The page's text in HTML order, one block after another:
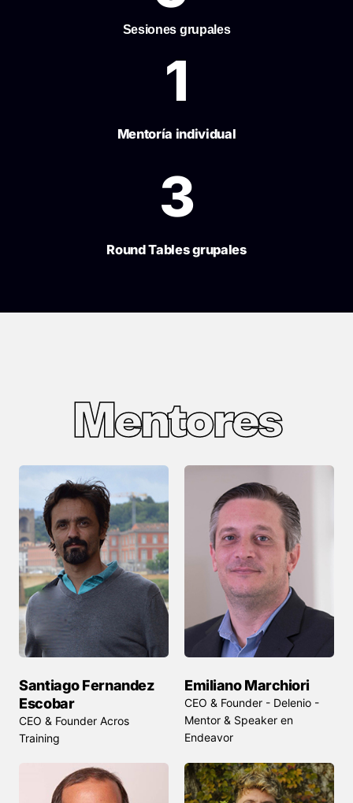
Sesiones grupales
1
Mentoría individual
3
Round Tables grupales
Mentores
Santiago Fernandez
Escobar
CEO & Founder Acros
Training
Emiliano Marchiori
CEO & Founder - Delenio -
Mentor & Speaker en
Endeavor